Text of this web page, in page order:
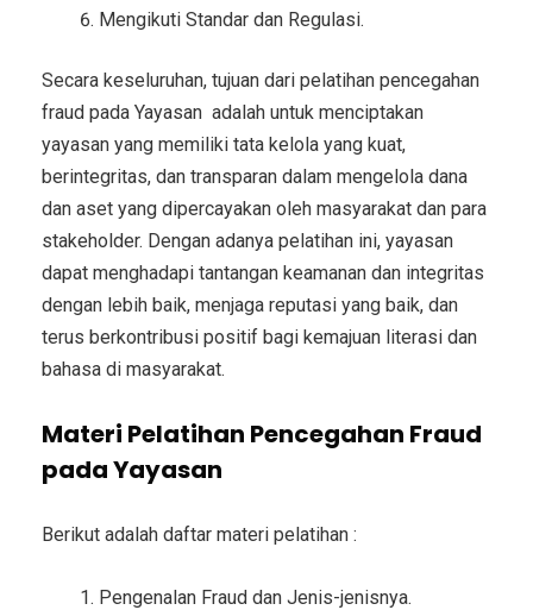
Mengikuti Standar dan Regulasi.
Secara keseluruhan, tujuan dari pelatihan pencegahan
fraud pada Yayasan adalah untuk menciptakan
yayasan yang memiliki tata kelola yang kuat,
berintegritas, dan transparan dalam mengelola dana
dan aset yang dipercayakan oleh masyarakat dan para
stakeholder. Dengan adanya pelatihan ini, yayasan
dapat menghadapi tantangan keamanan dan integritas
dengan lebih baik, menjaga reputasi yang baik, dan
terus berkontribusi positif bagi kemajuan literasi dan
bahasa di masyarakat.
Materi Pelatihan Pencegahan Fraud
pada Yayasan
Berikut adalah daftar materi pelatihan :
Pengenalan Fraud dan Jenis-jenisnya.